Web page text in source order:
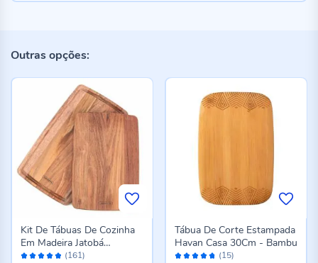
Outras opções:
Avaliação: (161)
Kit De Tábuas De Cozinha
Em Madeira Jatobá
Tramontina - 2 Peças
Avaliação: (15)
Tábua De Corte Estampada
Havan Casa 30Cm - Bambu